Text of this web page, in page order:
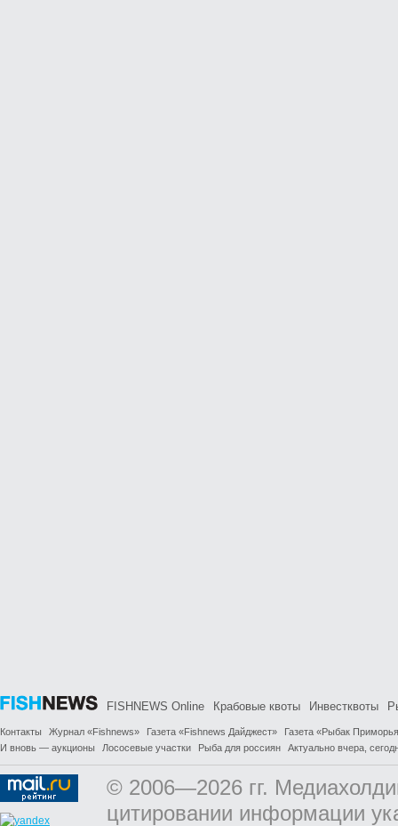
FISHNEWS Online Крабовые квоты Инвестквоты
Контакты Журнал «Fishnews» Газета «Fishnews Дайджест»
Газета «Рыбак
И вновь — аукционы
Лососевые участки Рыба для россиян Актуально вчера,
© 2006—2026 гг.
цитировании информации